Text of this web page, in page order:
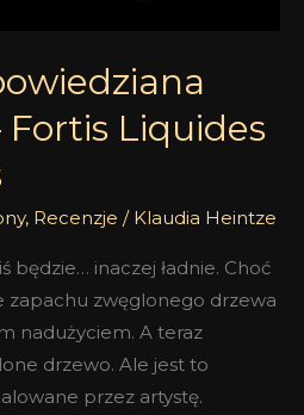
Liquides
, Recenzje / Klaudia Heintze
będzie… inaczej ładnie. Choć
zapachu zwęglonego drzewa
nadużyciem. A teraz
drzewo. Ale jest to
przez artystę.